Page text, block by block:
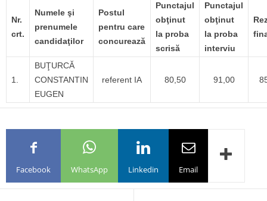
Nr.
crt.
Numele şi
prenumele
candidaţilor
Postul
pentru care
concurează
Punctajul
obţinut
la proba
scrisă
Punctajul
obţinut
la proba
interviu
1.
BUŢURCĂ
CONSTANTIN
EUGEN
referent IA 80,50 91,00
Facebook WhatsApp Linkedin Email